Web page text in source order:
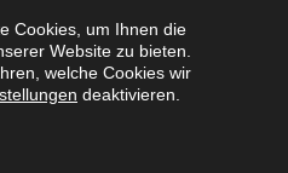
Cookies, um Ihnen die
Website zu bieten.
welche Cookies wir
deaktivieren.